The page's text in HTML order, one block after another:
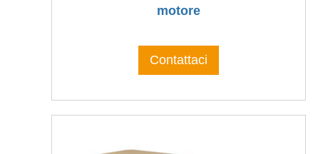
motore
Contattaci